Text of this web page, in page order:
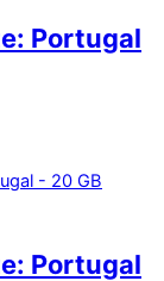
Portugal
Portugal